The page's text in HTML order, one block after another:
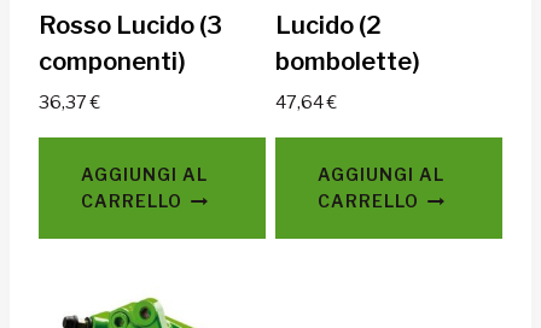
Rosso Lucido (3
componenti)
36,37€
AGGIUNGI AL
CARRELLO
Lucido (2
bombolette)
47,64€
AGGIUNGI AL
CARRELLO